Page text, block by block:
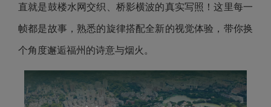
直就是鼓楼水网交织、桥影横波的真实写照！这里每一
帧都是故事，熟悉的旋律搭配全新的视觉体验，带你换
个角度邂逅福州的诗意与烟火。